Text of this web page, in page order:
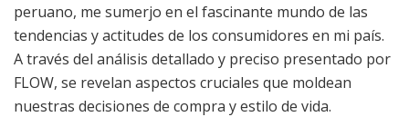
peruano, me sumerjo en el fascinante mundo de las
tendencias y actitudes de los consumidores en mi país.
A través del análisis detallado y preciso presentado por
FLOW, se revelan aspectos cruciales que moldean
nuestras decisiones de compra y estilo de vida.